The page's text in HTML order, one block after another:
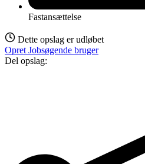
Fastansættelse
Dette opslag er udløbet
Opret Jobsøgende bruger
Del opslag: